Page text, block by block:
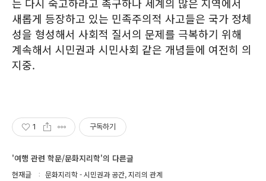
새롭게 등장하고 있는 민족주의적 사고들은 국가 정체
성을 형성해서 사회적 질서의 문제를 극복하기 위해
계속해서 시민권과 시민사회 같은 개념들에 여전히 의
지중.
1 구독하기
'여행 관련 학문/문화지리학'의 다른글
현재글 문화지리학 - 시민권과 공간, 지리의 관계